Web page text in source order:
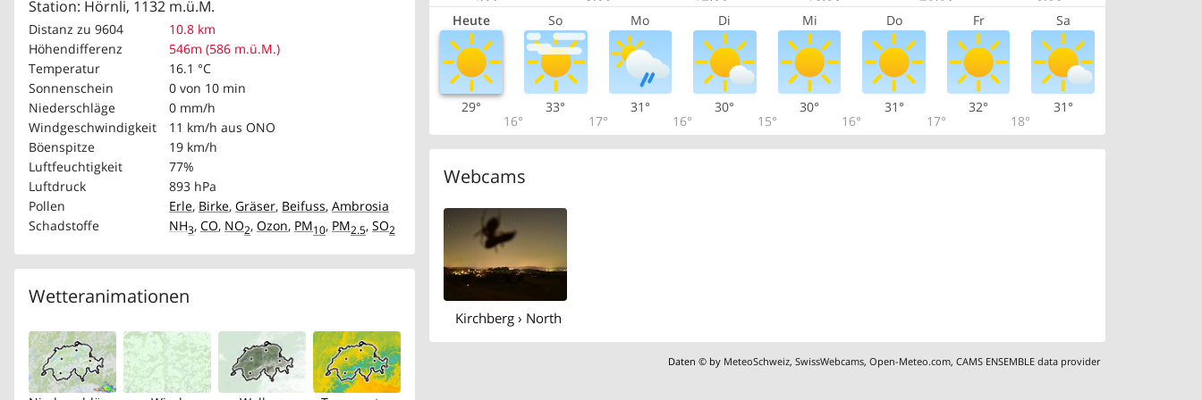
Station: Hörnli, 1132 m.ü.M.
Distanz zu 9604
10.8 km
Höhendifferenz
546m (586 m.ü.M.)
Temperatur
16.1 °C
Sonnenschein
0 von 10 min
Niederschläge
0 mm/h
Windgeschwindigkeit
11 km/h aus ONO
Böenspitze
19 km/h
Luftfeuchtigkeit
77%
Luftdruck
893 hPa
Pollen
Erle, Birke, Gräser, Beifuss, Ambrosia
Schadstoffe
NH3, CO, NO2, Ozon, PM10, PM2.5, SO2
Wetteranimationen
Heute So Mo Di Mi Do Fr Sa
29°
16°
33°
17°
31°
16°
30°
15°
30°
16°
31°
17°
32°
18°
31°
Webcams
Kirchberg › North
Daten © by MeteoSchweiz,SwissWebcams,Open-Meteo.com,CAMS ENSEMBLE data provider